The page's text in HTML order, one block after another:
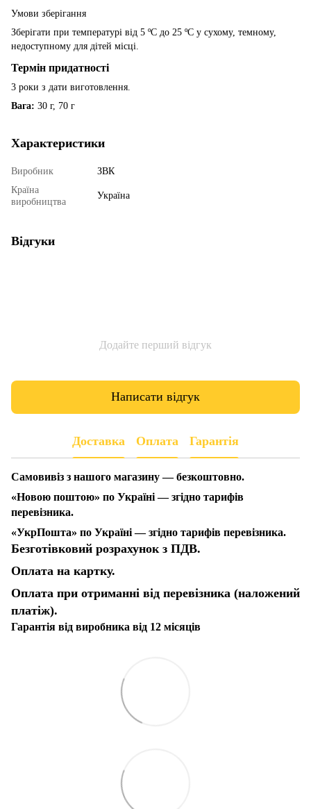
Умови зберігання
Зберігати при температурі від 5 ºС до 25 ºС у сухому, темному,
недоступному для дітей місці.
Термін придатності
3 роки з дати виготовлення.
Вага: 30 г, 70 г
Характеристики
Виробник
ЗВК
Країна
виробництва
Україна
Відгуки
Додайте перший відгук
Написати відгук
Доставка Оплата Гарантія
Самовивіз з нашого магазину — безкоштовно.
«Новою поштою» по Україні — згідно тарифів
перевізника.
«УкрПошта» по Україні — згідно тарифів перевізника.
Безготівковий розрахунок з ПДВ.
Оплата на картку.
Оплата при отриманні від перевізника (наложений
платіж).
Гарантія від виробника від 12 місяців